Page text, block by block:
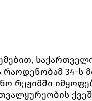
34-ს
რეჟიმში
ქვეშ